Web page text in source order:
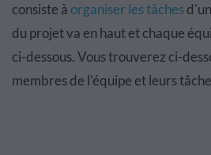
consiste àorganiser les tâches
du projet va en haut et chaque
ci-dessous. Vous trouverez ci-
membres de l'équipe et leurs